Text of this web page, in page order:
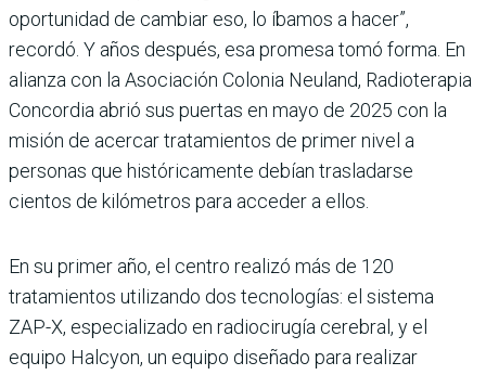
oportunidad de cambiar eso, lo íbamos a hacer”,
recordó. Y años después, esa promesa tomó forma. En
alianza con la Asociación Colonia Neuland, Radioterapia
Concordia abrió sus puertas en mayo de 2025 con la
misión de acercar tratamientos de primer nivel a
personas que históricamente debían trasladarse
cientos de kilómetros para acceder a ellos.
En su primer año, el centro realizó más de 120
tratamientos utilizando dos tecnologías: el sistema
ZAP-X, especializado en radiocirugía cerebral, y el
equipo Halcyon, un equipo diseñado para realizar